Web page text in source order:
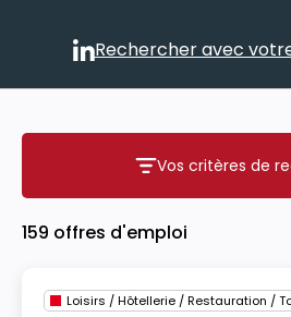
Rechercher avec
Vos
Vos critères de
159 offres d'emploi